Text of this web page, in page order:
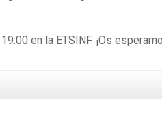
en la ETSINF. ¡Os